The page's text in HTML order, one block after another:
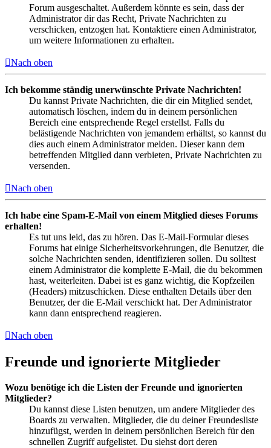
Forum ausgeschaltet. Außerdem könnte es sein, dass der
Administrator dir das Recht, Private Nachrichten zu
verschicken, entzogen hat. Kontaktiere einen Administrator,
um weitere Informationen zu erhalten.
Nach oben
Ich bekomme ständig unerwünschte Private Nachrichten!
Du kannst Private Nachrichten, die dir ein Mitglied sendet,
automatisch löschen, indem du in deinem persönlichen
Bereich eine entsprechende Regel erstellst. Falls du
belästigende Nachrichten von jemandem erhältst, so kannst du
dies auch einem Administrator melden. Dieser kann dem
betreffenden Mitglied dann verbieten, Private Nachrichten zu
versenden.
Nach oben
Ich habe eine Spam-E-Mail von einem Mitglied dieses Forums
erhalten!
Es tut uns leid, das zu hören. Das E-Mail-Formular dieses
Forums hat einige Sicherheitsvorkehrungen, die Benutzer, die
solche Nachrichten senden, identifizieren sollen. Du solltest
einem Administrator die komplette E-Mail, die du bekommen
hast, weiterleiten. Dabei ist es ganz wichtig, die Kopfzeilen
(Headers) mitzuschicken. Diese enthalten Details über den
Benutzer, der die E-Mail verschickt hat. Der Administrator
kann dann entsprechend reagieren.
Nach oben
Freunde und ignorierte Mitglieder
Wozu benötige ich die Listen der Freunde und ignorierten
Mitglieder?
Du kannst diese Listen benutzen, um andere Mitglieder des
Boards zu verwalten. Mitglieder, die du deiner Freundesliste
hinzufügst, werden in deinem persönlichen Bereich für den
schnellen Zugriff aufgelistet. Du siehst dort deren